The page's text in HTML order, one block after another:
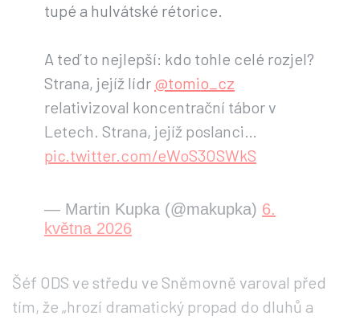
tupé a hulvátské rétorice.
A teď to nejlepší: kdo tohle celé rozjel?
Strana, jejíž lídr @tomio_cz
relativizoval koncentrační tábor v
Letech. Strana, jejíž poslanci…
pic.twitter.com/eWoS3OSWkS
— Martin Kupka (@makupka) 6.
května 2026
Šéf ODS ve středu ve Sněmovně varoval před
tím, že „hrozí dramatický propad do dluhů a